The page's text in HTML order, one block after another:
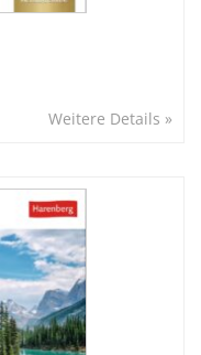
Weitere Details »